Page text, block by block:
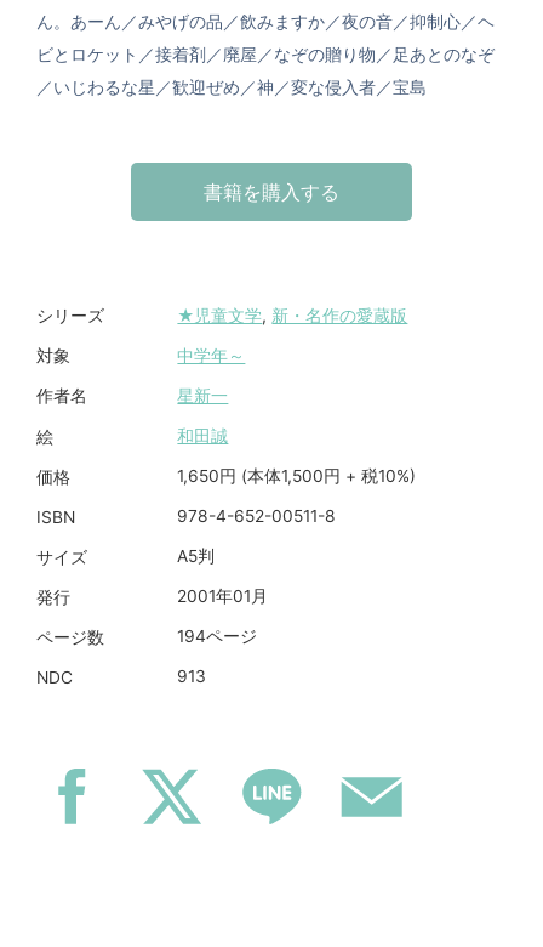
ん。あーん／みやげの品／飲みますか／夜の音／抑制心／ヘ
ビとロケット／接着剤／廃屋／なぞの贈り物／足あとのなぞ
／いじわるな星／歓迎ぜめ／神／変な侵入者／宝島
書籍を購入する
シリーズ ★児童文学, 新・名作の愛蔵版
対象 中学年～
作者名 星新一
絵 和田誠
価格 1,650円 (本体1,500円 + 税10%)
ISBN 978-4-652-00511-8
サイズ A5判
発行 2001年01月
ページ数 194ページ
NDC 913